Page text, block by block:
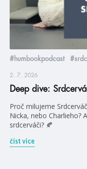
#humbookpodcast
2. 7. 2026
Deep dive:
Proč milujeme
Nicka, nebo Charlieho?
srdcerváči? 🍂
číst více